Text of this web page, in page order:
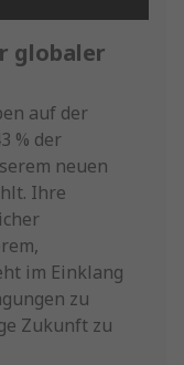
globaler
auf der
% der
neuen
Ihre
im Einklang
zu
Zukunft zu